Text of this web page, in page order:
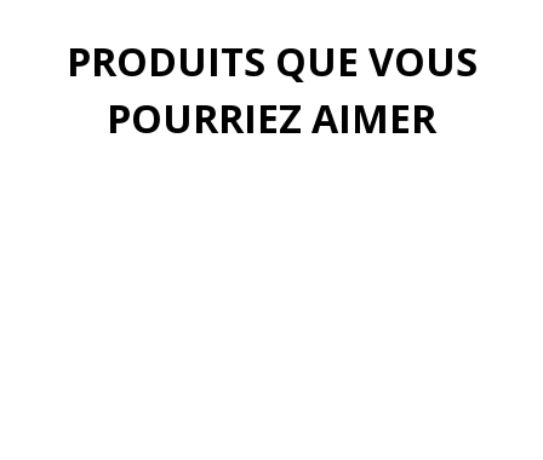
PRODUITS QUE VOUS
POURRIEZ AIMER